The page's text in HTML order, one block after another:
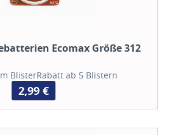
Ecomax Größe 312
BlisterRabatt ab 5 Blistern
2,99 €